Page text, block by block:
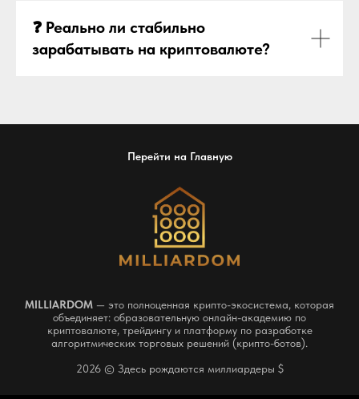
❓ Реально ли стабильно
зарабатывать на криптовалюте?
Перейти на Главную
MILLIARDOM — это полноценная крипто-экосистема, которая
объединяет: образовательную онлайн-академию по
криптовалюте, трейдингу и платформу по разработке
алгоритмических торговых решений (крипто-ботов).
2026 © Здесь рождаются миллиардеры $